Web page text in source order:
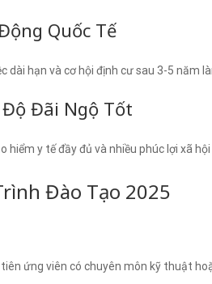
Quốc Tế
dài hạn và cơ hội định cư sau 3-5 năm
Độ Đãi Ngộ Tốt
y tế đầy đủ và nhiều phúc lợi xã hội
Đào Tạo 2025
ứng viên có chuyên môn kỹ thuật